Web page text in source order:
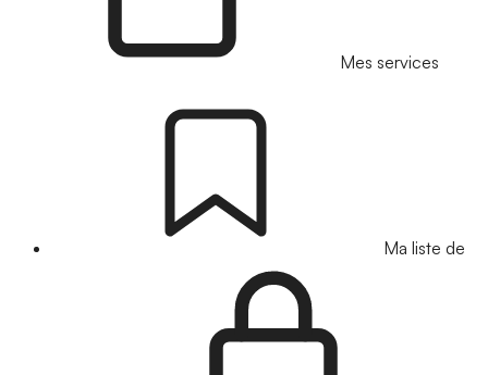
Mes services
Ma liste de